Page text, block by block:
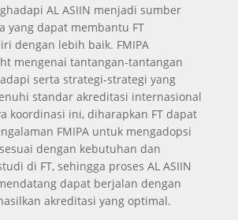
AL ASIIN menjadi sumber
yang dapat membantu FT
dengan lebih baik. FMIPA
mengenai tantangan-tantangan
serta strategi-strategi yang
standar akreditasi internasional
koordinasi ini, diharapkan FT dapat
FMIPA untuk mengadopsi
dengan kebutuhan dan
di FT, sehingga proses AL ASIIN
dapat berjalan dengan
akreditasi yang optimal.